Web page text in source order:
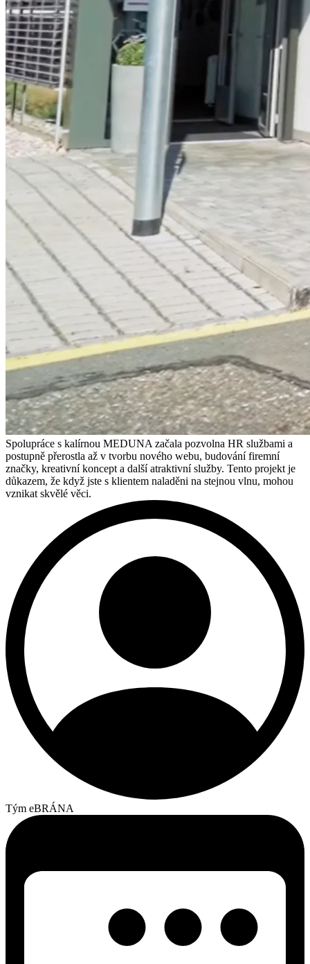
Spolupráce s kalírnou MEDUNA začala pozvolna HR službami a
postupně přerostla až v tvorbu nového webu, budování firemní
značky, kreativní koncept a další atraktivní služby. Tento projekt je
důkazem, že když jste s klientem naladěni na stejnou vlnu, mohou
vznikat skvělé věci.
Tým eBRÁNA